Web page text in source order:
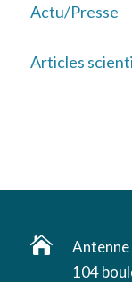
Actu/Presse
Articles

Antenne
104